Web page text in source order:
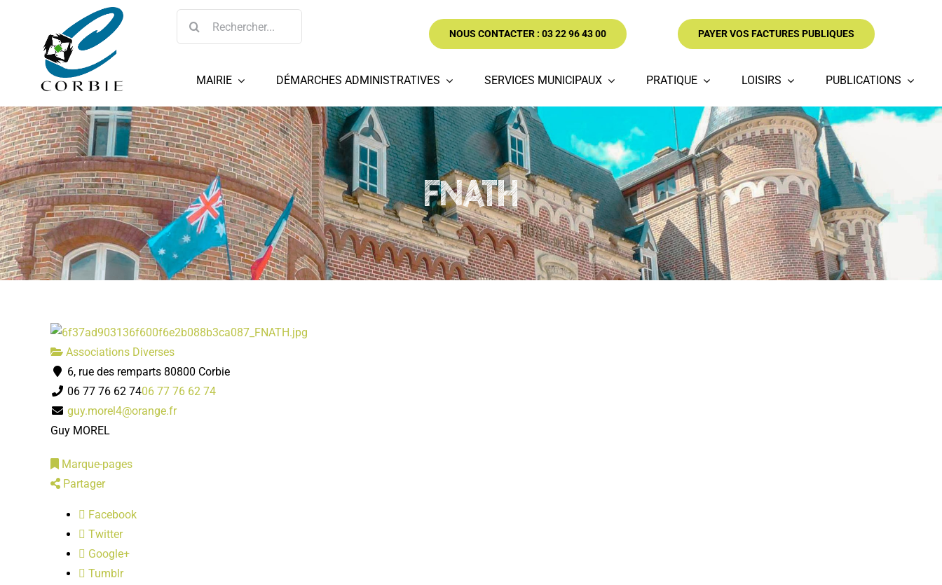
Rechercher:
NOUS CONTACTER : 03 22 96 43 00 PAYER VOS FACTURES PUBLIQUES
MAIRIE DÉMARCHES ADMINISTRATIVES SERVICES MUNICIPAUX PRATIQUE LOISIRS PUBLICATIONS
FNATH
Associations Diverses
6, rue des remparts 80800 Corbie
06 77 76 62 7406 77 76 62 74
guy.morel4@orange.fr
Guy MOREL
Marque-pages
Partager
Facebook
Twitter
Google+
Tumblr